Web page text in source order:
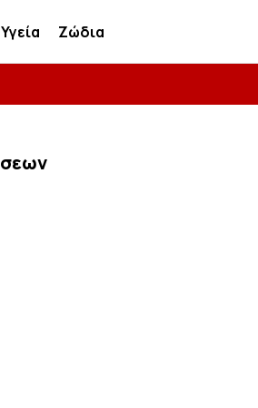
Υγεία Ζώδια